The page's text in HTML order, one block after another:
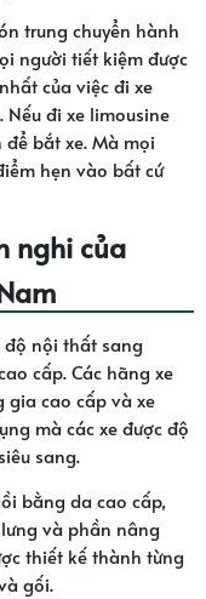
trung chuyển hành
người tiết kiệm được
của việc đi xe
đi xe limousine
bắt xe. Mà mọi
hẹn vào bất cứ
nghi của
độ nội thất sang
cấp. Các hãng xe
cao cấp và xe
mà các xe được độ
sang.
bằng da cao cấp,
và phần nâng
thiết kế thành từng
gối.